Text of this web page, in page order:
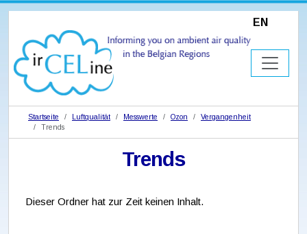
EN
Startseite Luftqualität Messwerte Ozon
Vergangenheit
Trends
Trends
Dieser Ordner hat zur Zeit keinen Inhalt.